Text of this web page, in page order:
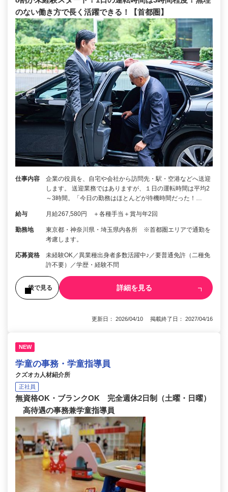
のない働き方で長く活躍できる！【首都圏】
仕事内容
企業の役員を、自宅や会社から訪問先・駅・空港などへ送迎
します。 送迎業務ではありますが、１日の運転時間は平均2
～3時間。「今日の勤務はほとんどが待機時間だった！…
給与 月給267,580円 ＋各種手当＋賞与年2回
勤務地
東京都・神奈川県・埼玉県内各所 ※首都圏エリアで通勤を
考慮します。
応募資格
未経験OK／異業種出身者多数活躍中♪／要普通免許（二種免
許不要）／学歴・経験不問
後で見る 詳細を見る
更新日： 2026/04/10 掲載終了日： 2027/04/16
NEW
学童の事務・学童指導員
クズオカ人材紹介所
正社員
無資格OK・ブランクOK 完全週休2日制（土曜・日曜）
高待遇の事務兼学童指導員